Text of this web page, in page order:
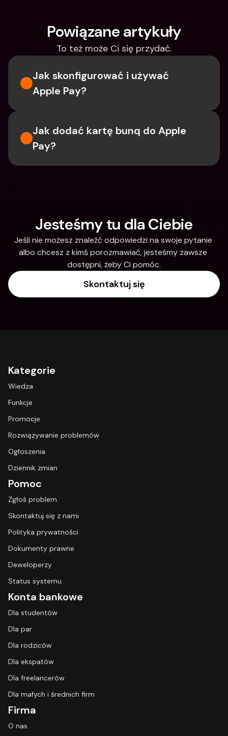
Powiązane artykuły
To też może Ci się przydać.
Jak skonfigurować i używać
Apple Pay?
Jak dodać kartę bunq do Apple
Pay?
Jesteśmy tu dla Ciebie
Jeśli nie możesz znaleźć odpowiedzi na swoje pytanie
albo chcesz z kimś porozmawiać, jesteśmy zawsze
dostępni, żeby Ci pomóc.
Skontaktuj się
Kategorie
Wiedza
Funkcje
Promocje
Rozwiązywanie problemów
Ogłoszenia
Dziennik zmian
Pomoc
Zgłoś problem
Skontaktuj się z nami
Polityka prywatności
Dokumenty prawne
Deweloperzy
Status systemu
Konta bankowe
Dla studentów
Dla par
Dla rodziców
Dla ekspatów
Dla freelancerów
Dla małych i średnich firm
Firma
O nas